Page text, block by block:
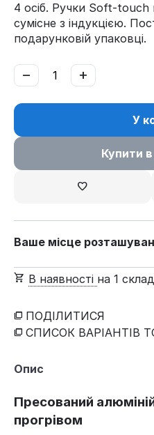
4 осіб. Ручки Soft-touch
сумісне з індукцією.
подарунковій упаковці.
+
−
У
Купити
Ваше місце
В наявності на 1
ПОДІЛИТИСЯ
СПИСОК ВАРІАНТІВ
Опис
Пресований
прогрівом